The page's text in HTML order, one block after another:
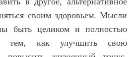
своим здоровьем. Мысли
быть целиком и полностью
тем, как улучшить свою